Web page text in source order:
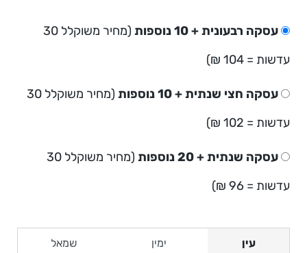
עסקה רבעונית + 10 נוספות
(מחיר משוקלל 30
עדשות = 104 ₪)
עסקה חצי שנתית + 10 נוספות
(מחיר משוקלל 30
עדשות = 102 ₪)
עסקה שנתית + 20 נוספות
(מחיר משוקלל 30
עדשות = 96 ₪)
עין